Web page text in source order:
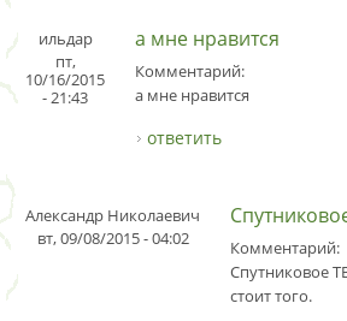
ильдар
пт,
10/16/2015
- 21:43
а мне нравится
Комментарий:
а мне нравится
ответить
Александр Николаевич
вт, 09/08/2015 - 04:02
Комментарий:
Спутниковое
стоит того.